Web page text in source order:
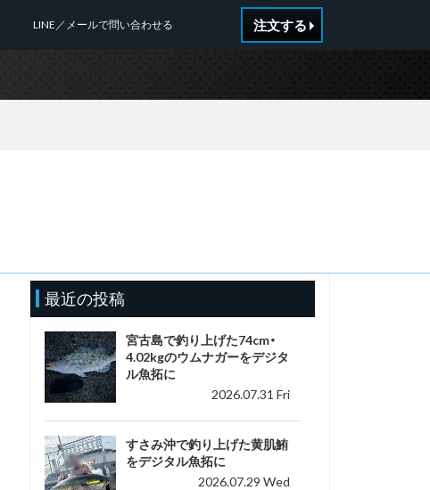
LINE／メールで問い合わせる 注文する
最近の投稿
宮古島で釣り上げた74cm・
4.02kgのウムナガーをデジタ
ル魚拓に
2026.07.31 Fri
すさみ沖で釣り上げた黄肌鮪
をデジタル魚拓に
2026.07.29 Wed